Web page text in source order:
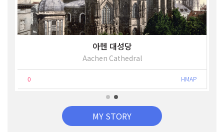
아헨 대성당
Aachen Cathedral
0 HMAP
MY STORY